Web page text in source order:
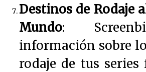
Destinos de Rodaje
Mundo:
información sobre
rodaje de tus